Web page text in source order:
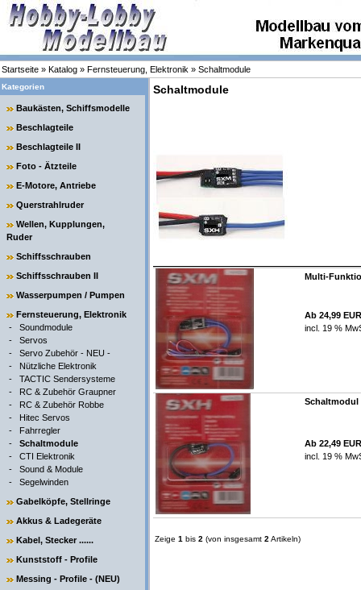
Startseite » Katalog » Fernsteuerung, Elektronik » Schaltmodule
Kategorien
Baukästen, Schiffsmodelle
Beschlagteile
Beschlagteile II
Foto - Ätzteile
E-Motore, Antriebe
Querstrahlruder
Wellen, Kupplungen,
Ruder
Schiffsschrauben
Schiffsschrauben II
Wasserpumpen / Pumpen
Fernsteuerung, Elektronik
- Soundmodule
- Servos
- Servo Zubehör - NEU -
- Nützliche Elektronik
- TACTIC Sendersysteme
- RC & Zubehör Graupner
- RC & Zubehör Robbe
- Hitec Servos
- Fahrregler
- Schaltmodule
- CTI Elektronik
- Sound & Module
- Segelwinden
Gabelköpfe, Stellringe
Akkus & Ladegeräte
Kabel, Stecker ......
Kunststoff - Profile
Messing - Profile - (NEU)
Schaltmodule
Multi-
Ab 24,99 EUR
incl. 19 %
Schaltmodul
Ab 22,49 EUR
incl. 19 %
Zeige 1 bis 2 (von insgesamt 2 Artikeln)